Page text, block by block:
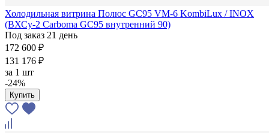
Холодильная витрина Полюс GC95 VM-6 KombiLux / INOX
(ВХСу-2 Carboma GC95 внутренний 90)
Под заказ 21 день
172 600 ₽
131 176 ₽
за 1 шт
-24%
Купить